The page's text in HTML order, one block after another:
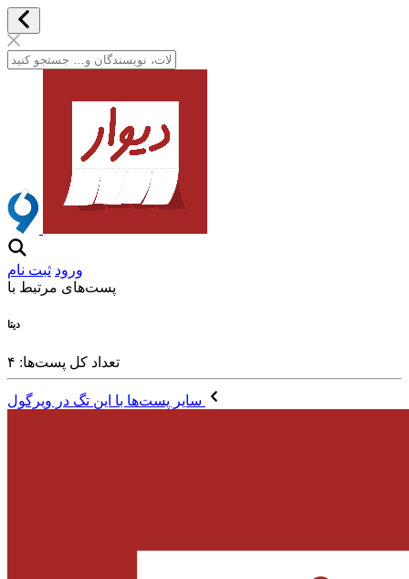
ورود ثبت نام
پست‌های مرتبط با
دیتا
تعداد کل پست‌ها: ۴